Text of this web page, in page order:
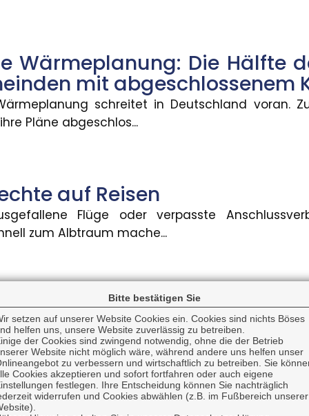
Wärmeplanung: Die Hälfte
mit abgeschlossenem
schreitet in Deutschland voran.
Pläne abgeschlos...
auf Reisen
Flüge oder verpasste
zum Albtraum mache...
für Blitzschäden
und Überspannungsschäden in Deutschland
Sch...
Bitte bestätigen Sie
setzen auf unserer Website Cookies ein. Cookies sind nichts Böses
helfen uns, unsere Website zuverlässig zu betreiben.
der Cookies sind zwingend notwendig, ohne die der Betrieb
Website nicht möglich wäre, während andere uns helfen unser
zu verbessern und wirtschaftlich zu betreiben. Sie
Cookies akzeptieren und sofort fortfahren oder auch eigene
festlegen. Ihre Entscheidung können Sie nachträglich
widerrufen und Cookies abwählen (z.B. im Fußbereich unserer
gestiegen
in Deutschland ist zwar gesunken, dafür
generierte Inhalte
in Deutschland KI-generierte Inhalte wie
für Grundschulkinder
gesetzlichen Anspruch auf
Regress gegen
Rechtsschutzversicherungen Anwälte auch